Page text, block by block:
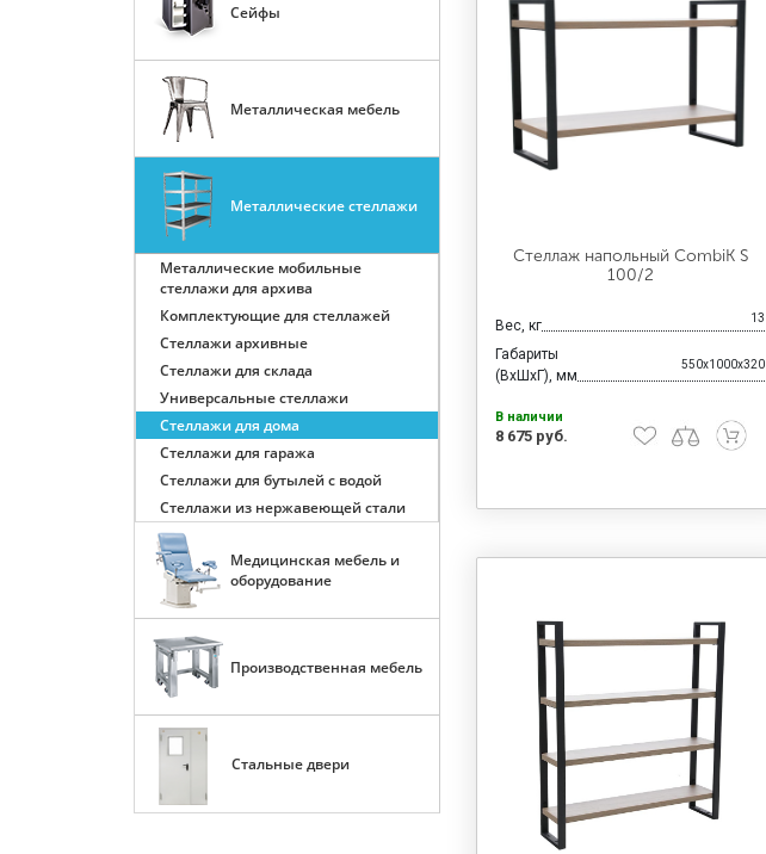
Сейфы
Металлическая мебель
Металлические стеллажи
Металлические мобильные
стеллажи для архива
Комплектующие для стеллажей
Стеллажи архивные
Стеллажи для склада
Универсальные стеллажи
Стеллажи для дома
Стеллажи для гаража
Стеллажи для бутылей с водой
Стеллажи из нержавеющей стали
Медицинская мебель и
оборудование
Производственная мебель
Стальные двери
Стеллаж напольный CombiK S
100/2
Вес, кг 13
Габариты
(ВхШхГ), мм
550x1000x320
В наличии
8 675 руб.